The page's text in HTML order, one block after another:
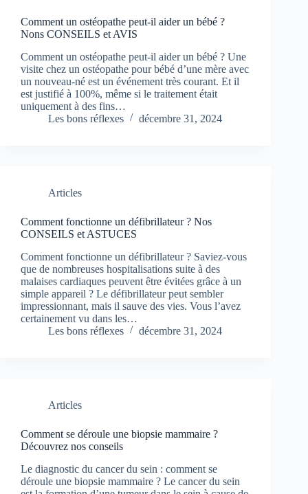
Comment un ostéopathe peut-il aider un bébé ?
Nons CONSEILS et AVIS
Comment un ostéopathe peut-il aider un bébé ? Une
visite chez un ostéopathe pour bébé d’une mère avec
un nouveau-né est un événement très courant. Et il
est justifié à 100%, même si le traitement était
uniquement à des fins…
Les bons réflexes
décembre 31, 2024
Articles
Comment fonctionne un défibrillateur ? Nos
CONSEILS et ASTUCES
Comment fonctionne un défibrillateur ? Saviez-vous
que de nombreuses hospitalisations suite à des
malaises cardiaques peuvent être évitées grâce à un
simple appareil ? Le défibrillateur peut sembler
impressionnant, mais il sauve des vies. Vous l’avez
certainement vu dans les…
Les bons réflexes
décembre 31, 2024
Articles
Comment se déroule une biopsie mammaire ?
Découvrez nos conseils
Le diagnostic du cancer du sein : comment se
déroule une biopsie mammaire ? Le cancer du sein